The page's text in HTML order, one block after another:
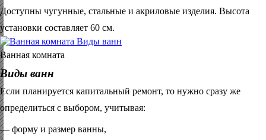
Доступны чугунные, стальные и акриловые изделия. Высота
установки составляет 60 см.
Ванная комната
Виды ванн
Если планируется капитальный ремонт, то нужно сразу же
определиться с выбором, учитывая:
— форму и размер ванны,